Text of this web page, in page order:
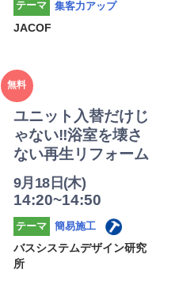
テーマ
集客力アップ
JACOF
2025年
度
無料
ユニット入替だけじ
ゃない‼浴室を壊さ
ない再生リフォーム
9月18日(木)
14:20~14:50
テーマ
簡易施工
バスシステムデザイン研究
所